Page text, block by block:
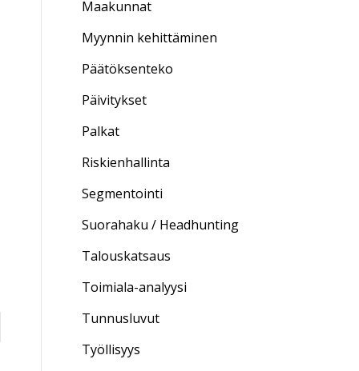
Maakunnat
Myynnin kehittäminen
Päätöksenteko
Päivitykset
Palkat
Riskienhallinta
Segmentointi
Suorahaku / Headhunting
Talouskatsaus
Toimiala-analyysi
Tunnusluvut
Työllisyys